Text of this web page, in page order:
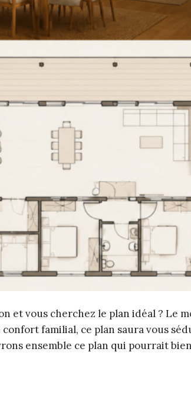
et vous cherchez le plan idéal ? Le
familial, ce plan saura vous
ensemble ce plan qui pourrait